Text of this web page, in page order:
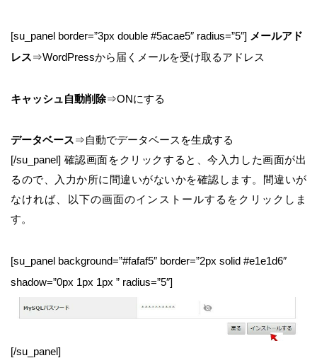
[su_panel border=”3px double #5acae5″ radius=”5″] メールアド
レス⇒WordPressから届くメールを受け取るアドレス
キャッシュ自動削除⇒ONにする
データベース⇒自動でデータベースを生成する
[/su_panel] 確認画面をクリックすると、今入力した画面が出
るので、入力か所に間違いがないかを確認します。間違いが
なければ、以下の画面のインストールするをクリックしま
す。
[su_panel background=”#fafaf5″ border=”2px solid #e1e1d6″
shadow=”0px 1px 1px ” radius=”5″]
[/su_panel]